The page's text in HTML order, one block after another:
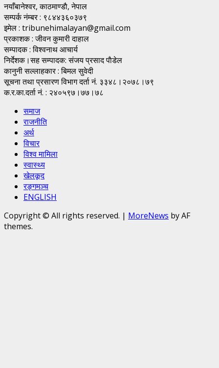
नयाँबानेश्वर, काठमाण्डाै, नेपाल
सम्पर्क नंम्बर : ९८४४३६०३७९
इमेल : tribunehimalayan@gmail.com
प्रकाशक : जीवन कुमारी दाहाल
सम्पादक : विश्वनाथ आचार्य
निर्देशक।सह सम्पादक: संजय प्रसाद पाैडेल
कानुनी सल्लाहकार : बिमल सुवेदी
सूचना तथा प्रसारण विभाग दर्ता नं. ३३४८।२०७८।७९
क.र.का.दर्ता नं. : २४०५९७।७७।७८
समाज
राजनीति
अर्थ
विचार
विश्व मामिला
स्वास्थ्य
खेलकूद
रङ्गमञ्च
ENGLISH
Copyright © All rights reserved. | MoreNews by AF
themes.